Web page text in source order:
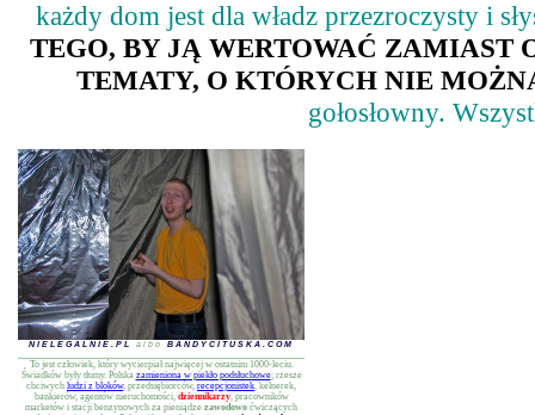
każdy dom jest dla władz przezroczysty i
TEGO, BY JĄ WERTOWAĆ
TEMATY, O KTÓRYCH NIE
gołosłowny.
NIELEGALNIE.PL albo BANDYCITUSKA.COM
To jest człowiek, który wycierpiał najwięcej w ostatnim 1000-leciu.
Świadków były tłumy. Polska zamieniona w piekło podsłuchowe; rzesze
chciwych ludzi z bloków, przedsiębiorców, recepcjonistek, kelnerek,
bankierów, agentów nieruchomości, dziennikarzy, pracowników
marketów i stacji benzynowych za pieniądze zawodowo ćwiczących